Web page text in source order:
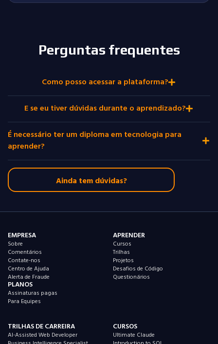
Perguntas frequentes
Como posso acessar a plataforma?
E se eu tiver dúvidas durante o aprendizado?
É necessário ter um diploma em tecnologia para
aprender?
Ainda tem dúvidas?
EMPRESA
Sobre
Comentários
Contate-nos
Centro de Ajuda
Alerta de Fraude
PLANOS
Assinaturas pagas
Para Equipes
APRENDER
Cursos
Trilhas
Projetos
Desafios de Código
Questionários
TRILHAS DE CARREIRA
AI-Assisted Web Developer
CURSOS
Ultimate Claude